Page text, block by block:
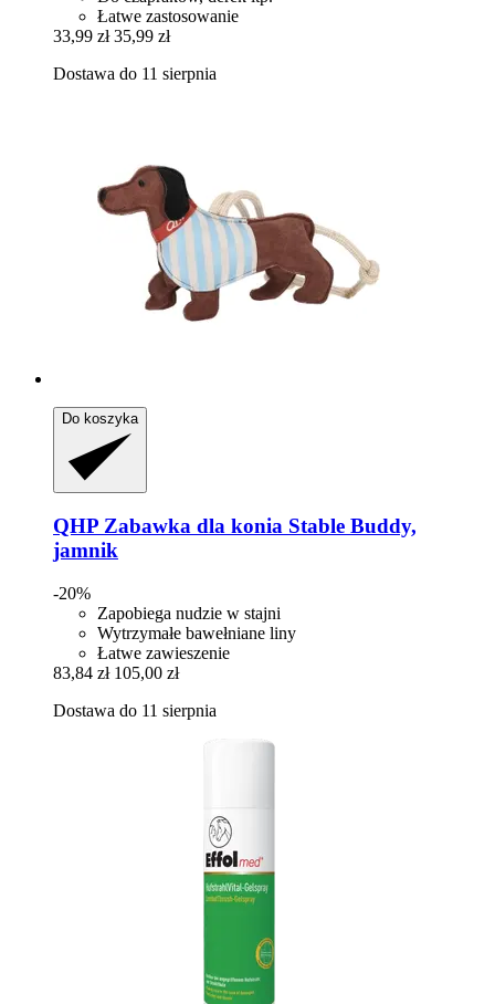
Łatwe zastosowanie
33,99 zł 35,99 zł
Dostawa do 11 sierpnia
Do koszyka
QHP Zabawka dla konia Stable Buddy,
jamnik
-20%
Zapobiega nudzie w stajni
Wytrzymałe bawełniane liny
Łatwe zawieszenie
83,84 zł 105,00 zł
Dostawa do 11 sierpnia